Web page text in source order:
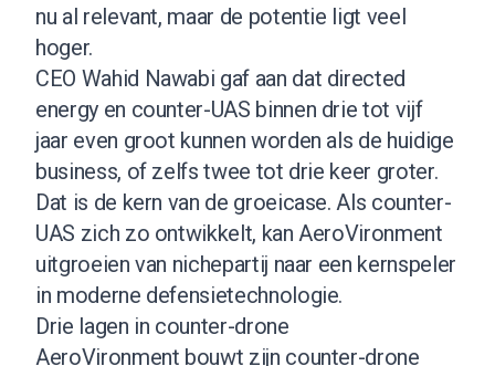
nu al relevant, maar de potentie ligt veel
hoger.
CEO Wahid Nawabi gaf aan dat directed
energy en counter-UAS binnen drie tot vijf
jaar even groot kunnen worden als de huidige
business, of zelfs twee tot drie keer groter.
Dat is de kern van de groeicase. Als counter-
UAS zich zo ontwikkelt, kan AeroVironment
uitgroeien van nichepartij naar een kernspeler
in moderne defensietechnologie.
Drie lagen in counter-drone
AeroVironment bouwt zijn counter-drone